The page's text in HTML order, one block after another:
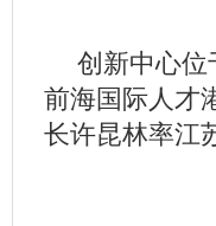
创新中心位
前海国际人才
长许昆林率江